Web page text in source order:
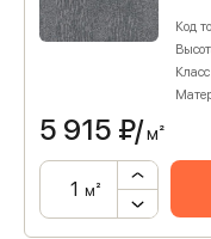
Код
5 915 ₽/м²
м²